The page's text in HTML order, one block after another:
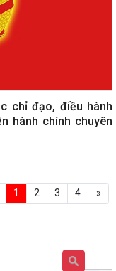
chỉ đạo, điều hành
hành chính chuyên
1 2 3 4 »